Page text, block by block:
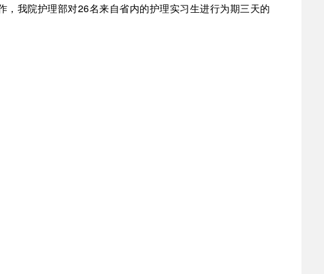
我院护理部对26名来自省内的护理实习生进行为期三天的